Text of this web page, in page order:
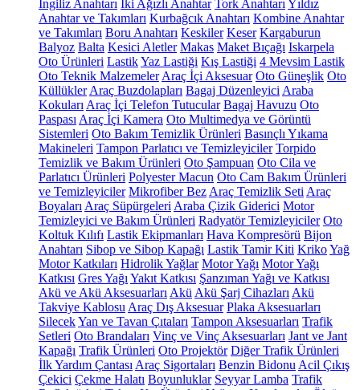
İngiliz Anahtarı İki Ağızlı Anahtar Tork Anahtarı Yıldız
Anahtar ve Takımları Kurbağcık Anahtarı Kombine Anahtar
ve Takımları Boru Anahtarı Keskiler Keser Kargaburun
Balyoz Balta Kesici Aletler Makas Maket Bıçağı Iskarpela
Oto Ürünleri LastikYaz Lastiği Kış Lastiği 4 Mevsim Lastik
Oto Teknik Malzemeler Araç İçi Aksesuar Oto Güneşlik Oto
Küllükler Araç Buzdolapları Bagaj Düzenleyici Araba
Kokuları Araç İçi Telefon Tutucular Bagaj Havuzu Oto
Paspası Araç İçi Kamera Oto Multimedya ve Görüntü
Sistemleri Oto Bakım Temizlik Ürünleri Basınçlı Yıkama
Makineleri Tampon Parlatıcı ve Temizleyiciler Torpido
Temizlik ve Bakım Ürünleri Oto Şampuan Oto Cila ve
Parlatıcı Ürünleri Polyester Macun Oto Cam Bakım Ürünleri
ve Temizleyiciler Mikrofiber Bez Araç Temizlik Seti Araç
Boyaları Araç Süpürgeleri Araba Çizik Giderici Motor
Temizleyici ve Bakım Ürünleri Radyatör Temizleyiciler Oto
Koltuk Kılıfı Lastik Ekipmanları Hava Kompresörü Bijon
Anahtarı Sibop ve Sibop Kapağı Lastik Tamir Kiti KrikoYağ
Motor Katkıları Hidrolik Yağlar Motor Yağı Motor Yağı
Katkısı Gres Yağı Yakıt Katkısı Şanzıman Yağı ve Katkısı
Akü ve Akü Aksesuarları Akü Akü Şarj Cihazları Akü
Takviye Kablosu Araç Dış Aksesuar Plaka Aksesuarları
SilecekYan ve Tavan Çıtaları Tampon Aksesuarları Trafik
Setleri Oto Brandaları Vinç ve Vinç Aksesuarları Jant ve Jant
Kapağı Trafik Ürünleri Oto Projektör Diğer Trafik Ürünleri
İlk Yardım Çantası Araç Sigortaları Benzin Bidonu Acil Çıkış
Çekici Çekme Halatı Boyunluklar Seyyar Lamba Trafik